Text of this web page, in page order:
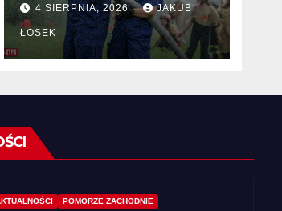
4 SIERPNIA, 2026 JAKUB
ŁOSEK
POMORZE ZACHODNIE